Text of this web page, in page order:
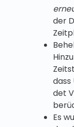
der
dass
det
Es